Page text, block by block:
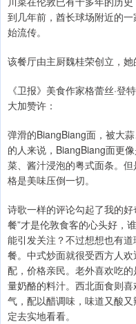
到几年前，酋长球场附近的
始流传。
该餐厅由主厨魏桂荣创立，她
《卫报》美食作家格蕾丝·
大加赞许：
弹滑的BiangBiang面，被大
的人来说，BiangBiang面更
菜、酱汁浸泡的粤式面条。
格是美味压倒一切。
诗歌一样的评论勾起了我的
餐”才是伦敦食客的心头好，
能引发关注？不过想想也有
餐。中式炒面就很受西方人
配，价格亲民。老外喜欢吃
量奶酪的料汁。西北面食则
气，配以醋调味，味道又酸
定去实地看看。